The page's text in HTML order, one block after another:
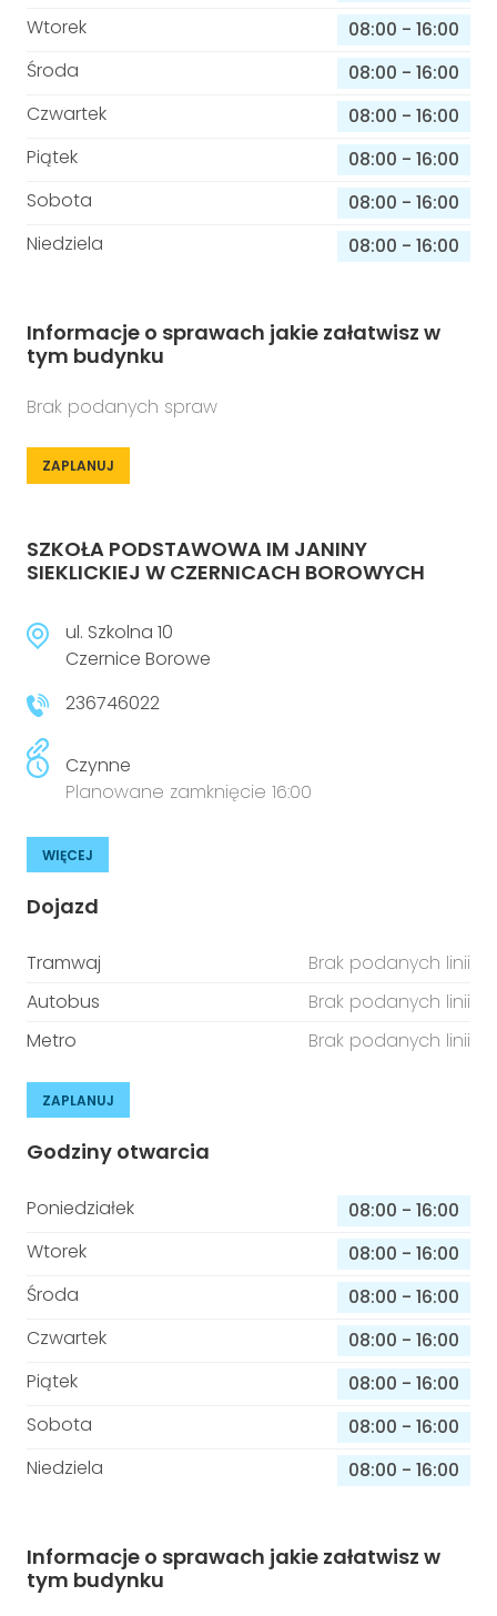
Wtorek
08:00 - 16:00
Środa
08:00 - 16:00
Czwartek
08:00 - 16:00
Piątek
08:00 - 16:00
Sobota
08:00 - 16:00
Niedziela
08:00 - 16:00
Informacje o sprawach jakie załatwisz w
tym budynku
Brak podanych spraw
ZAPLANUJ
SZKOŁA PODSTAWOWA IM JANINY
SIEKLICKIEJ W CZERNICACH BOROWYCH
ul. Szkolna 10
Czernice Borowe
236746022
Czynne
Planowane zamknięcie 16:00
WIĘCEJ
Dojazd
Tramwaj
Brak podanych linii
Autobus
Brak podanych linii
Metro
Brak podanych linii
ZAPLANUJ
Godziny otwarcia
Poniedziałek 08:00 - 16:00
Wtorek
08:00 - 16:00
Środa
08:00 - 16:00
Czwartek
08:00 - 16:00
Piątek
08:00 - 16:00
Sobota
08:00 - 16:00
Niedziela
08:00 - 16:00
Informacje o sprawach jakie załatwisz w
tym budynku